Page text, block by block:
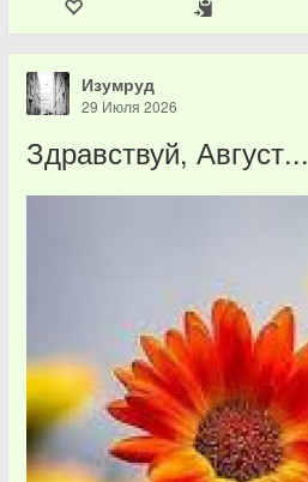
Изумруд
29 Июля 2026
Здравствуй, Август...